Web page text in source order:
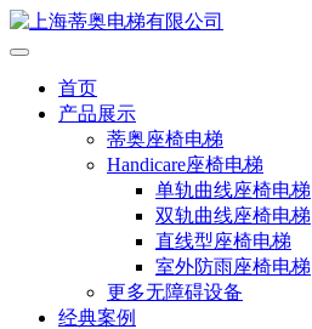
首页
产品展示
蒂奥座椅电梯
Handicare座椅电梯
单轨曲线座椅电梯
双轨曲线座椅电梯
直线型座椅电梯
室外防雨座椅电梯
更多无障碍设备
经典案例